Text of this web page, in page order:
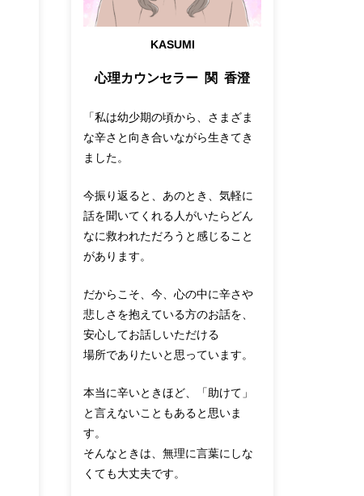
KASUMI
心理カウンセラー 関 香澄
「私は幼少期の頃から、さまざま
な辛さと向き合いながら生きてき
ました。
今振り返ると、あのとき、気軽に
話を聞いてくれる人がいたらどん
なに救われただろうと感じること
があります。
だからこそ、今、心の中に辛さや
悲しさを抱えている方のお話を、
安心してお話しいただける
場所でありたいと思っています。
本当に辛いときほど、「助けて」
と言えないこともあると思いま
す。
そんなときは、無理に言葉にしな
くても大丈夫です。